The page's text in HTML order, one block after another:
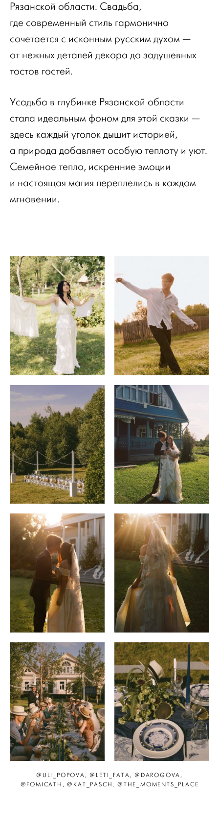
Рязанской области. Свадьба,
где современный стиль гармонично
сочетается с исконным русским духом —
от нежных деталей декора до задушевных
тостов гостей.
Усадьба в глубинке Рязанской области
стала идеальным фоном для этой сказки —
здесь каждый уголок дышит историей,
а природа добавляет особую теплоту и уют.
Семейное тепло, искренние эмоции
и настоящая магия переплелись в каждом
мгновении.
@ULI_POPOVA, @LETI_FATA, @DAROGOVA,
@FOMICATH, @KAT_PASCH, @THE_MOMENTS_PLACE